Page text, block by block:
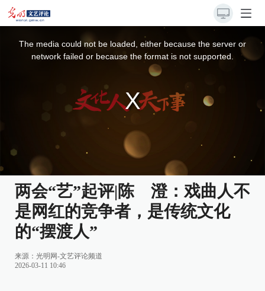
The media could not be loaded, either because the server or
network failed or because the format is not supported.
两会“艺”起评|陈 澄：戏曲人不
是网红的竞争者，是传统文化
的“摆渡人”
来源： 光明网-文艺评论频道
2026-03-11 10:46